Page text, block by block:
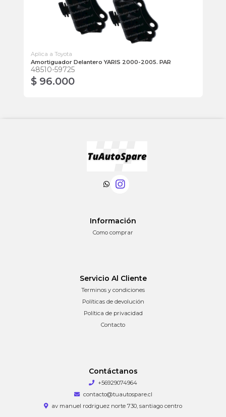
Aplica a Toyota
Amortiguador Delantero YARIS 2000-2005. PAR
48510-59725
$ 96.000
Información
Como comprar
Servicio Al Cliente
Terminos y condiciones
Políticas de devolución
Política de privacidad
Contacto
Contáctanos
+56929074964
contacto@tuautospare.cl
av manuel rodriguez norte 730, santiago centro